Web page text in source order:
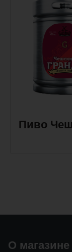
Пиво
О магазине